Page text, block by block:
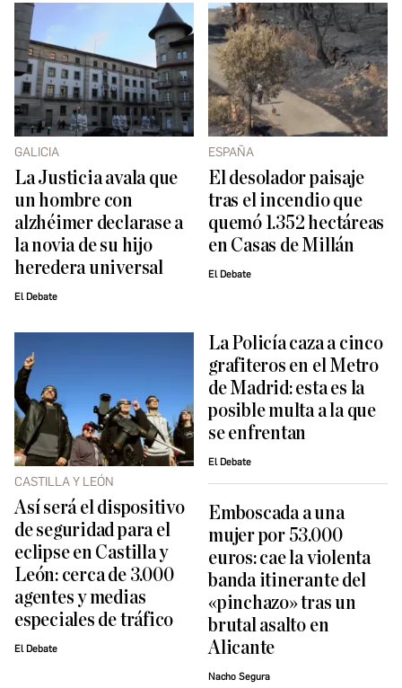
GALICIA
La Justicia avala que
un hombre con
alzhéimer declarase a
la novia de su hijo
heredera universal
El Debate
ESPAÑA
El desolador paisaje
tras el incendio que
quemó 1.352 hectáreas
en Casas de Millán
El Debate
CASTILLA Y LEÓN
Así será el dispositivo
de seguridad para el
eclipse en Castilla y
León: cerca de 3.000
agentes y medias
especiales de tráfico
El Debate
La Policía caza a cinco
grafiteros en el Metro
de Madrid: esta es la
posible multa a la que
se enfrentan
El Debate
Emboscada a una
mujer por 53.000
euros: cae la violenta
banda itinerante del
«pinchazo» tras un
brutal asalto en
Alicante
Nacho Segura